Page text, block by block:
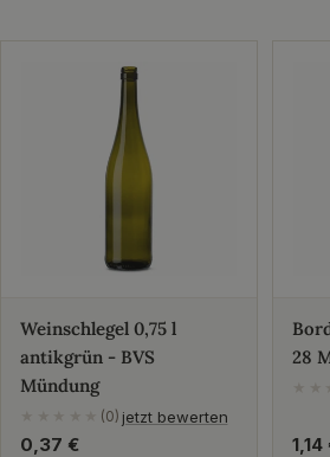
Weinschlegel 0,75 l
antikgrün - BVS
Mündung
(0) jetzt bewerten
Regulärer
0,37 €
28
1,14